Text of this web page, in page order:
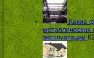
Какие
металлических
эксплуатации